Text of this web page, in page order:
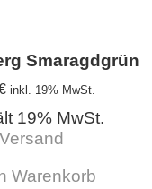
Smaragdgrün
inkl. 19% MwSt.
19% MwSt.
Versand
Warenkorb